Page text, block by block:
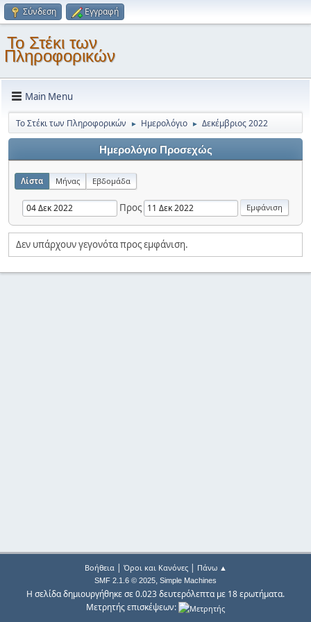
Σύνδεση Εγγραφή
Το Στέκι των
Πληροφορικών
Main Menu
Το Στέκι των Πληροφορικών ► Ημερολόγιο ► Δεκέμβριος 2022
Ημερολόγιο Προσεχώς
Λίστα Μήνας Εβδομάδα
Προς
Δεν υπάρχουν γεγονότα προς εμφάνιση.
Βοήθεια| Όροι και Κανόνες| Πάνω ▲
SMF 2.1.6 © 2025, Simple Machines
Η σελίδα δημιουργήθηκε σε 0.023 δευτερόλεπτα με 18 ερωτήματα.
Μετρητής επισκέψεων: